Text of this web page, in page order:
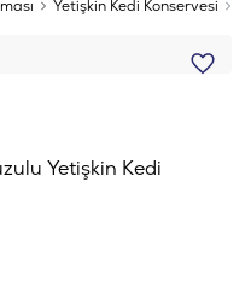
Yetişkin Kedi Konservesi
Yetişkin Kedi